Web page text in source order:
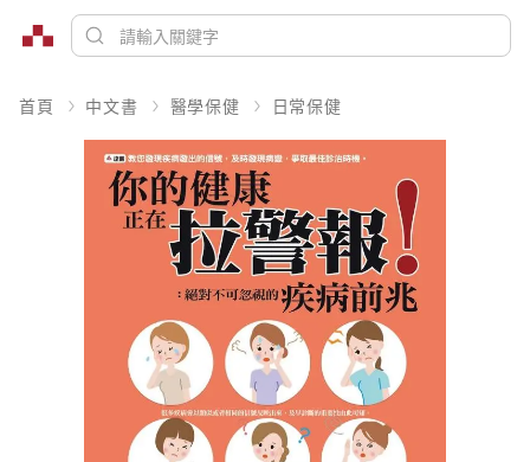
首頁 中文書 醫學保健 日常保健